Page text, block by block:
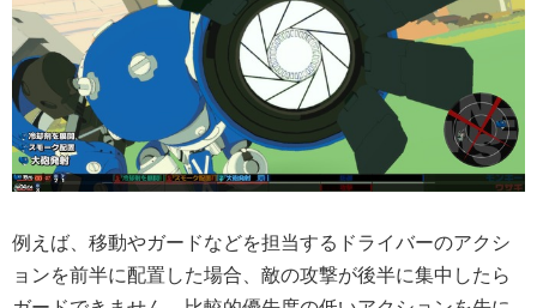
例えば、移動やガードなどを担当するドライバーのアクシ
ョンを前半に配置した場合、敵の攻撃が後半に集中したら